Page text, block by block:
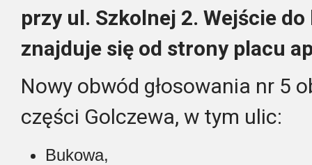
przy ul. Szkolnej 2. Wejście
znajduje się od strony placu
Nowy obwód głosowania nr 5
części Golczewa, w tym ulic:
Bukowa,